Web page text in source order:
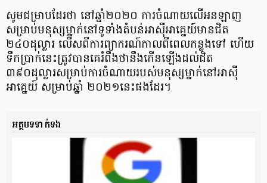
សូមជម្រាបដែរថា នៅឆ្នាំ២០២០ ការចំណាយលើអនឡាញ
សម្រាប់មនុស្សម្នាក់នៅទូទាំងតំបន់អាស៊ីអាគ្នេយ៍មានជិត
២៤០ដុល្លារ លើសពីការព្យាករណ៍កាលពីពេលកន្លងទៅ ហើយ
ទឹកប្រាក់នេះត្រូវបានគេរំពឹងថានឹងកើនឡើងដល់ជិត
៣៩០ដុល្លារសម្រាប់ការចំណាយរបស់មនុស្សម្នាក់នៅអាស៊ី
អាគ្នេយ៍ សម្រាប់ឆ្នាំ ២០២១នេះផងដែរ។
អត្ថបទទាក់ទង